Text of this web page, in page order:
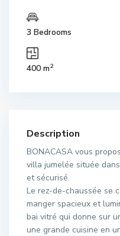
3 Bedrooms
400 m2
Description
BONACASA vous
villa jumelée située
et sécurisé.
Le rez-de-chaussée se
manger spacieux et
bai vitré qui donne sur
une grande cuisine en